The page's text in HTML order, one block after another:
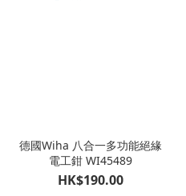
德國Wiha 八合一多功能絕緣
電工鉗 WI45489
HK$190.00